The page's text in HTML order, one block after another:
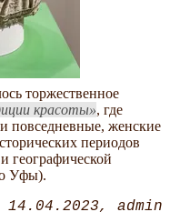
торжественное
красоты , где
повседневные, женские
периодов
Уфы).
14.04.2023 admin